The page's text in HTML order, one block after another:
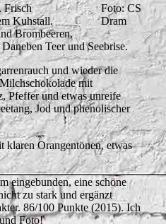
Foto: CS
Dram
Frisch
Kuhstall.
Brombeeren,
Teer und Seebrise.
und wieder die
mit
Pfeffer und etwas unreife
Jod und phenolischer
klaren Orangentönen, etwas
eingebunden, eine schöne
zu stark und ergänzt
86/100 Punkte (2015). Ich
Foto!